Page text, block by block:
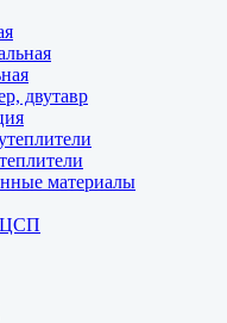
двутавр
материалы
ЦСП